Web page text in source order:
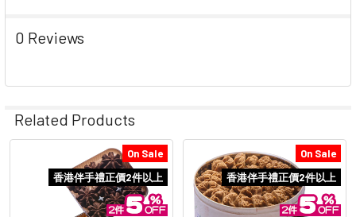
0 Reviews
Related Products
Related
Products
On Sale
香港伴手禮正價2件以上
On Sale
香港伴手禮正價2件以上